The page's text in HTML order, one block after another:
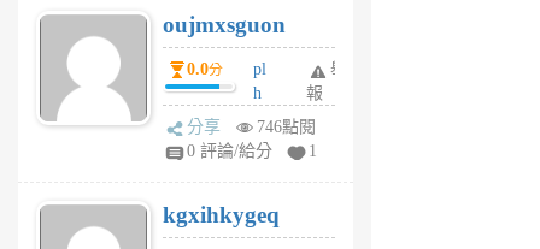
個
月
前
個
月
前
oujmxsguon
0.0分
pl
h
wi
w
6
個
舉
報
分享
746點閱
0 評論/給分
1
kgxihkygeq